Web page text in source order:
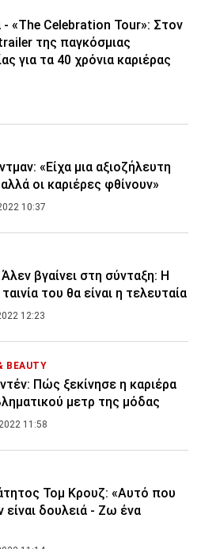
«The Celebration Tour»: Στον
της παγκόσμιας
για τα 40 χρόνια καριέρας
«Είχα μια αξιοζήλευτη
οι καριέρες φθίνουν»
10:37
βγαίνει στη σύνταξη: Η
του θα είναι η τελευταία
12:23
BEAUTY
Πώς ξεκίνησε η καριέρα
μετρ της μόδας
11:58
Τομ Κρουζ: «Αυτό που
είναι δουλειά - Ζω ένα